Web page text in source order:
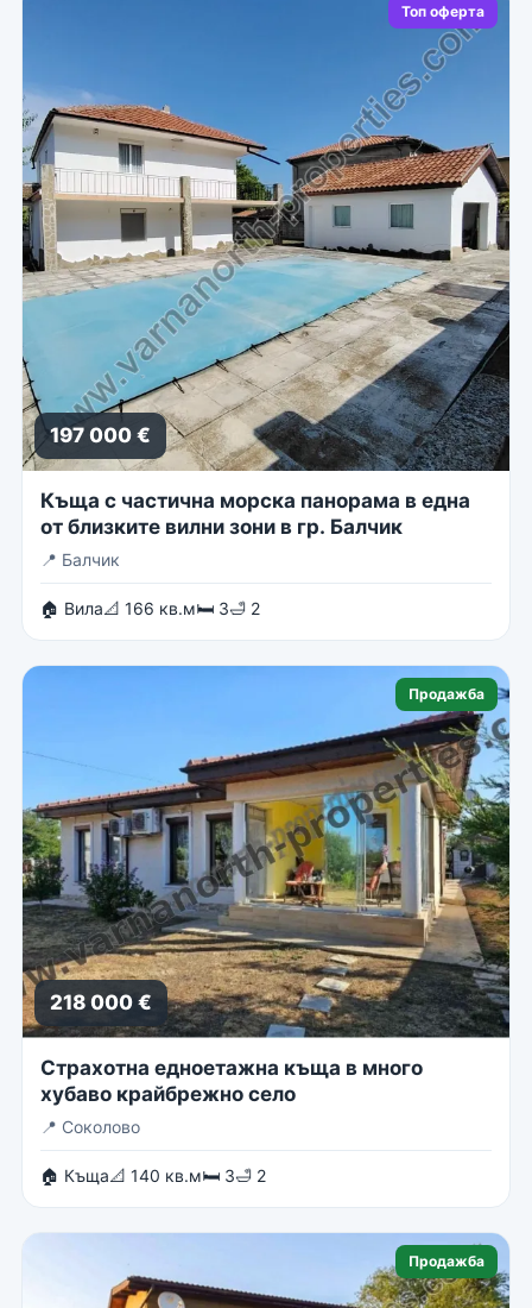
Топ оферта
197 000 €
Къща с частична морска панорама в една
от близките вилни зони в гр. Балчик
📍 Балчик
🏠 Вила📐 166 кв.м🛏 3🛁 2
Продажба
218 000 €
Страхотна едноетажна къща в много
хубаво крайбрежно село
📍 Соколово
🏠 Къща📐 140 кв.м🛏 3🛁 2
Продажба